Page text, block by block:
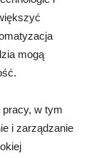
mogą
w tym
i zarządzanie